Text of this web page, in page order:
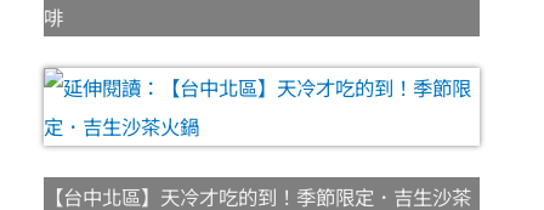
啡
【台中北區】天冷才吃的到！季節限定．吉生沙茶